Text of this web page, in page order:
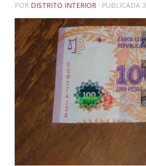
POR DISTRITO INTERIOR · PUBLICADA